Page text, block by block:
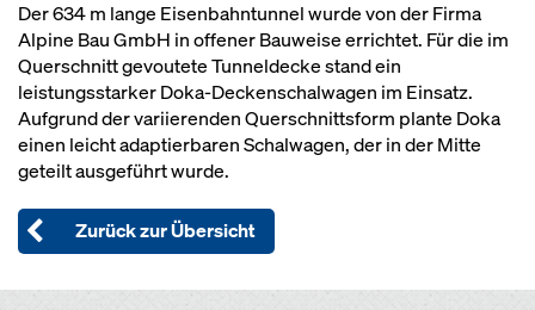
Der 634 m lange Eisenbahntunnel wurde von der Firma
Alpine Bau GmbH in offener Bauweise errichtet. Für die im
Querschnitt gevoutete Tunneldecke stand ein
leistungsstarker Doka-Deckenschalwagen im Einsatz.
Aufgrund der variierenden Querschnittsform plante Doka
einen leicht adaptierbaren Schalwagen, der in der Mitte
geteilt ausgeführt wurde.
Zurück zur Übersicht